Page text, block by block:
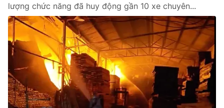
Liên hệ quảng cáo: 024-7300.7108
lượng chức năng đã huy động gần 10 xe chuyên...